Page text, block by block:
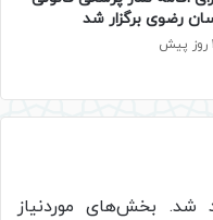
رضوی برگزار شد
شد. بخش‌های موردنیاز